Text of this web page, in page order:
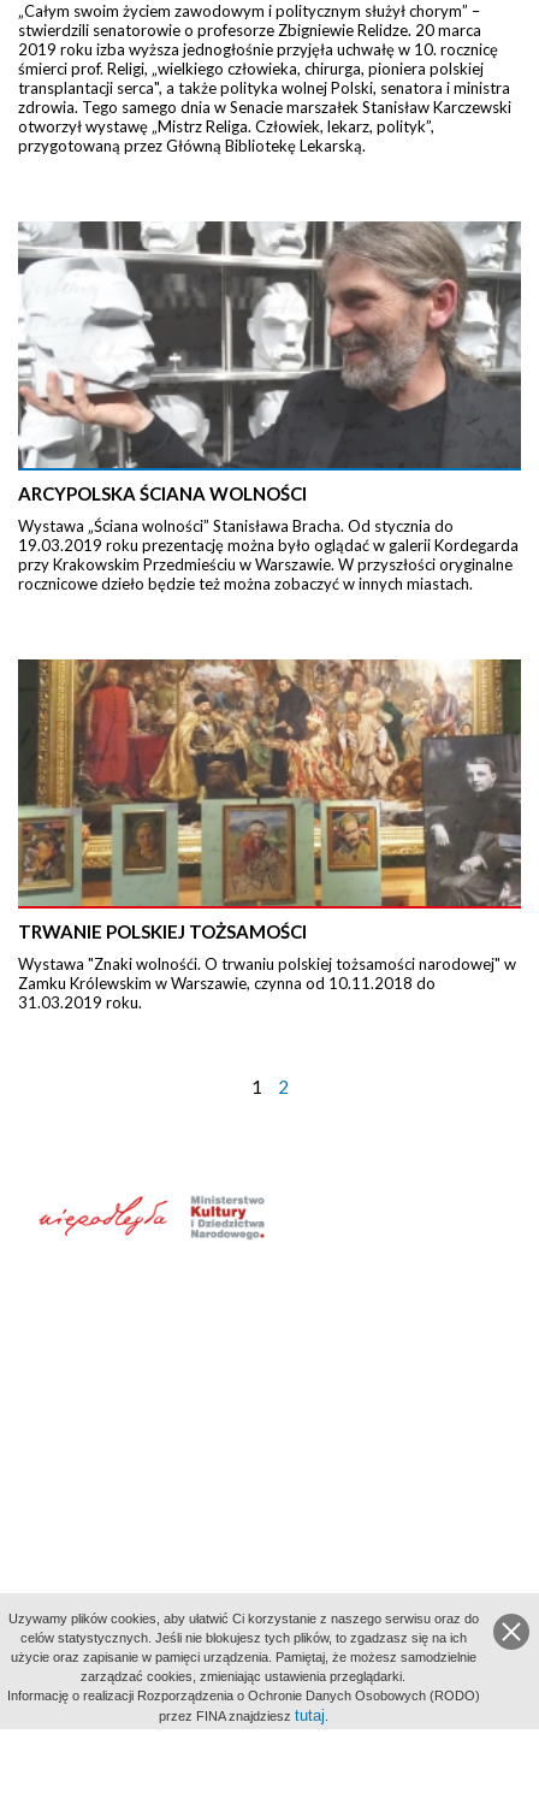
„Całym swoim życiem zawodowym i politycznym służył chorym” –
stwierdzili senatorowie o profesorze Zbigniewie Relidze. 20 marca
2019 roku izba wyższa jednogłośnie przyjęła uchwałę w 10. rocznicę
śmierci prof. Religi, „wielkiego człowieka, chirurga, pioniera polskiej
transplantacji serca", a także polityka wolnej Polski, senatora i ministra
zdrowia. Tego samego dnia w Senacie marszałek Stanisław Karczewski
otworzył wystawę „Mistrz Religa. Człowiek, lekarz, polityk”,
przygotowaną przez Główną Bibliotekę Lekarską.
ARCYPOLSKA ŚCIANA WOLNOŚCI
Wystawa „Ściana wolności” Stanisława Bracha. Od stycznia do
19.03.2019 roku prezentację można było oglądać w galerii Kordegarda
przy Krakowskim Przedmieściu w Warszawie. W przyszłości oryginalne
rocznicowe dzieło będzie też można zobaczyć w innych miastach.
TRWANIE POLSKIEJ TOŻSAMOŚCI
Wystawa "Znaki wolnośći. O trwaniu polskiej tożsamości narodowej" w
Zamku Królewskim w Warszawie, czynna od 10.11.2018 do
31.03.2019 roku.
1 2
aktywności
Uzywamy plików cookies, aby ułatwić Ci korzystanie z naszego serwisu oraz do
celów statystycznych. Jeśli nie blokujesz tych plików, to zgadzasz się na ich
użycie oraz zapisanie w pamięci urządzenia. Pamiętaj, że możesz samodzielnie
zarządzać cookies, zmieniając ustawienia przeglądarki.
Informację o realizacji Rozporządzenia o Ochronie Danych Osobowych (RODO)
przez FINA znajdziesz tutaj